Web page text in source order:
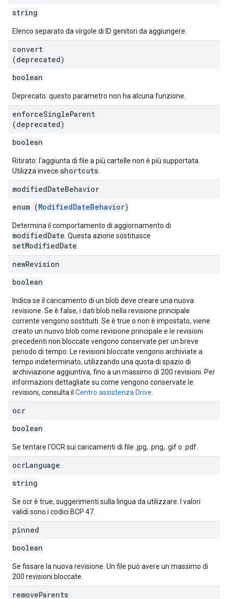
string
Elenco separato da virgole di ID genitori da aggiungere.
convert
(deprecated)
boolean
Deprecato: questo parametro non ha alcuna funzione.
enforceSingleParent
(deprecated)
boolean
Ritirato: l'aggiunta di file a più cartelle non è più supportata.
Utilizza invece shortcuts
modifiedDateBehavior
enum (ModifiedDateBehavior)
Determina il comportamento di aggiornamento di
modifiedDate . Questa azione sostituisce
setModifiedDate
newRevision
boolean
Indica se il caricamento di un blob deve creare una nuova
revisione. Se è false, i dati blob nella revisione principale
corrente vengono sostituiti. Se è true o non è impostato, viene
creato un nuovo blob come revisione principale e le revisioni
precedenti non bloccate vengono conservate per un breve
periodo di tempo. Le revisioni bloccate vengono archiviate a
tempo indeterminato, utilizzando una quota di spazio di
archiviazione aggiuntiva, fino a un massimo di 200 revisioni. Per
informazioni dettagliate su come vengono conservate le
revisioni, consulta il Centro assistenza Drive
ocr
boolean
Se tentare l'OCR sui caricamenti di file .jpg, .png, .gif o .pdf.
ocrLanguage
string
Se ocr è true, suggerimenti sulla lingua da utilizzare. I valori
validi sono i codici BCP 47.
pinned
boolean
Se fissare la nuova revisione. Un file può avere un massimo di
200 revisioni bloccate.
removeParents